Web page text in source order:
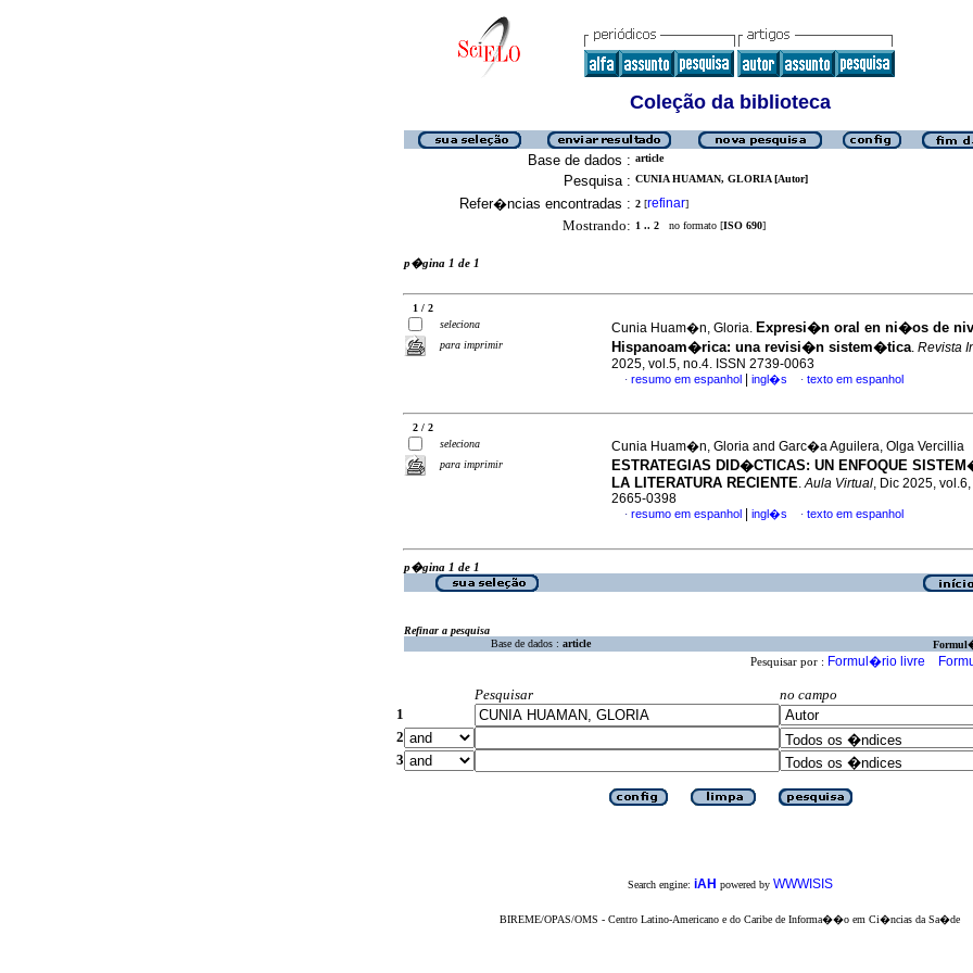
Coleção da biblioteca
Base de dados : article
Pesquisa : CUNIA HUAMAN, GLORIA [Autor]
Refer�ncias encontradas : 2 [refinar]
Mostrando: 1 .. 2 no formato [ISO 690]
p�gina 1 de 1
1 / 2
seleciona
para imprimir
Cunia Huam�n, Gloria. Expresi�n oral en ni�os de
Hispanoam�rica: una revisi�n sistem�tica. Revista
2025, vol.5, no.4. ISSN 2739-0063
· resumo em espanhol ingl�s · texto em espanhol
2 / 2
seleciona
para imprimir
Cunia Huam�n, Gloria and Garc�a Aguilera, Olga Vercillia
ESTRATEGIAS DID�CTICAS: UN ENFOQUE
LA LITERATURA RECIENTE.Aula Virtual, Dic 2025,
2665-0398
· resumo em espanhol ingl�s · texto em espanhol
p�gina 1 de 1
Refinar a pesquisa
Base de dados : article
Pesquisar por : Formul�rio livre
Pesquisar
no campo
1
2
3
Search engine: iAH powered by WWWISIS
BIREME/OPAS/OMS - Centro Latino-Americano e do Caribe de Informa��o em Ci�ncias da Sa�de